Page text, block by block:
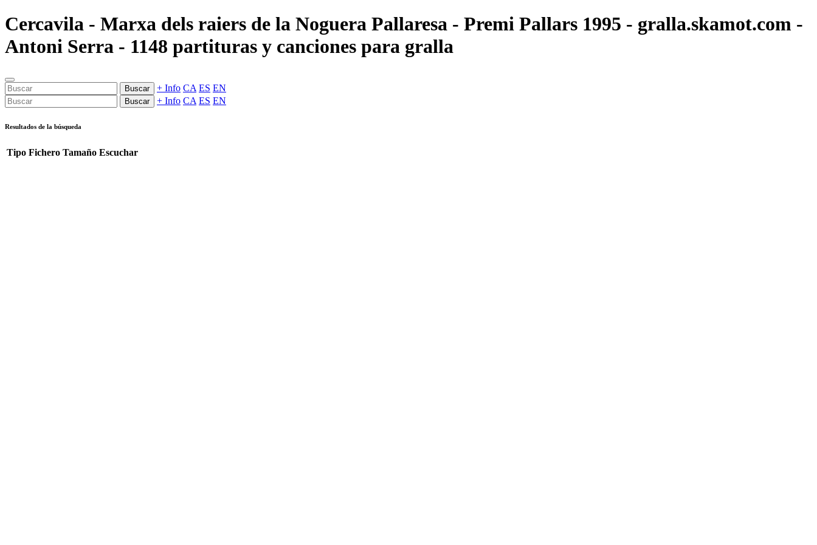
Cercavila - Marxa dels raiers de la Noguera Pallaresa - Premi Pallars 1995 - gralla.skamot.com -
Antoni Serra - 1148 partituras y canciones para gralla
Buscar + Info CA ES EN
Buscar + Info CA ES EN
Resultados de la búsqueda
Tipo Fichero Tamaño Escuchar